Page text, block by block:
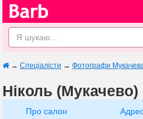
→ Спеціалісти → Фотографи
Ніколь (Мукачево)
Про салон